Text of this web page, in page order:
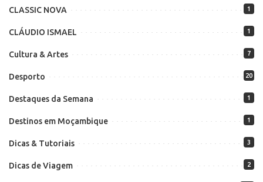
CLASSIC NOVA 1
CLÁUDIO ISMAEL 1
Cultura & Artes 7
Desporto 20
Destaques da Semana 1
Destinos em Moçambique 1
Dicas & Tutoriais 3
Dicas de Viagem 2